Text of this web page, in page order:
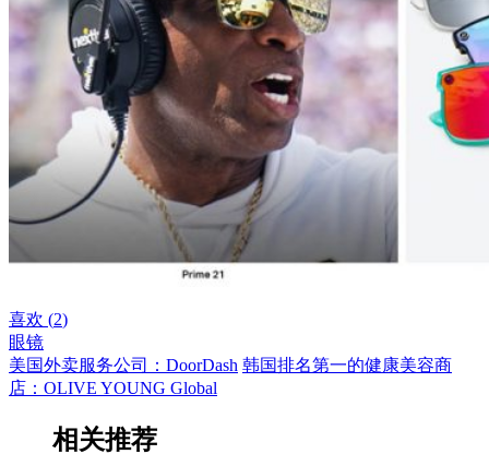
喜欢 (2)
眼镜
美国外卖服务公司：DoorDash 韩国排名第一的健康美容商
店：OLIVE YOUNG Global
相关推荐